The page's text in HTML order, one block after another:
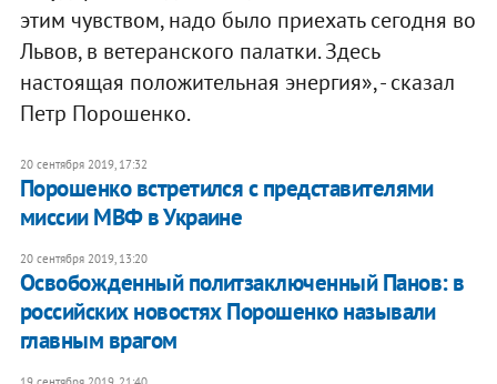
этим чувством, надо было приехать сегодня во
Львов, в ветеранского палатки. Здесь
настоящая положительная энергия», - сказал
Петр Порошенко.
20 сентября 2019, 17:32
Порошенко встретился с представителями
миссии МВФ в Украине
20 сентября 2019, 13:20
Освобожденный политзаключенный Панов: в
российских новостях Порошенко называли
главным врагом